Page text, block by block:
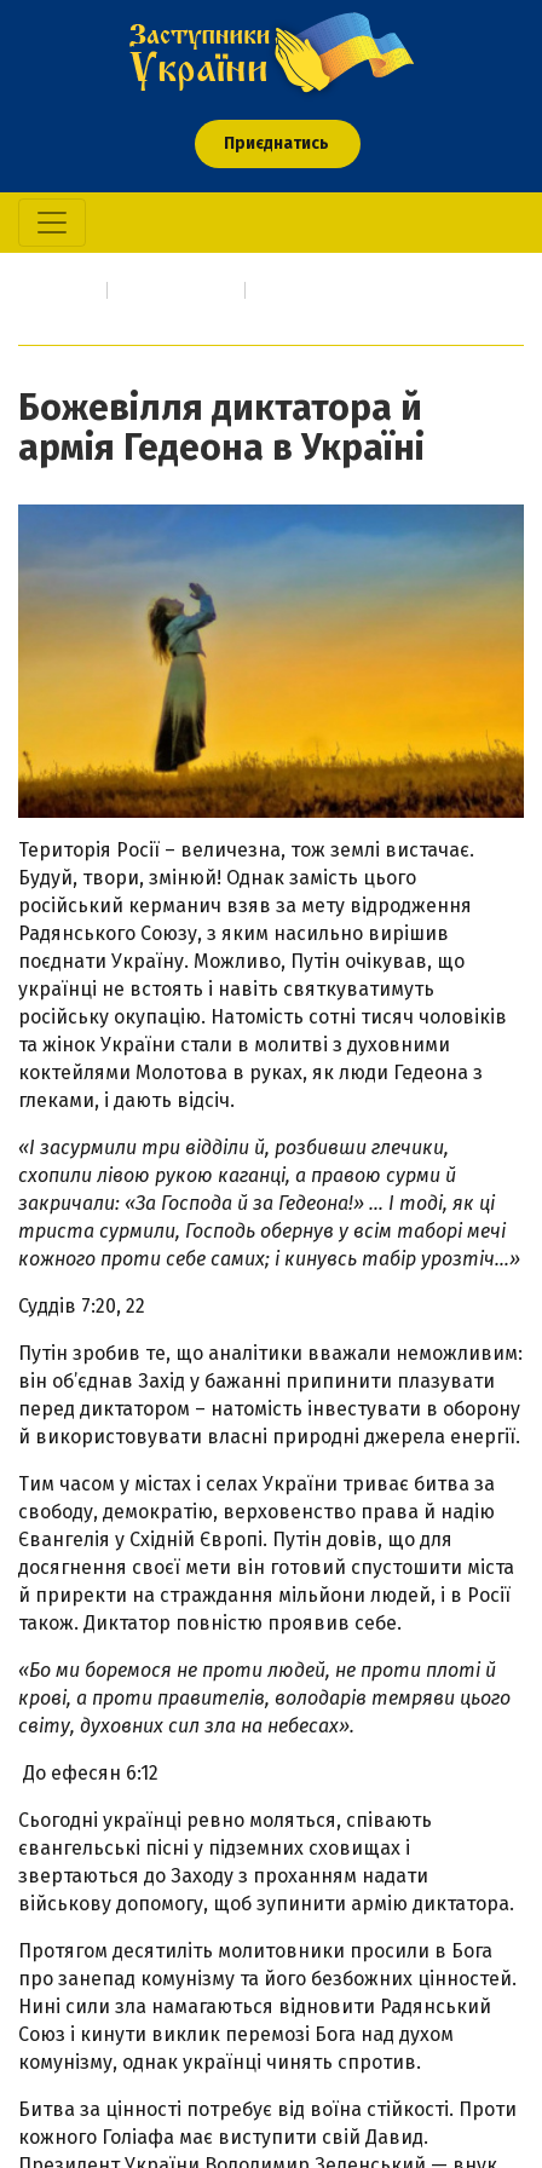
Приєднатись
Божевілля диктатора й
армія Гедеона в Україні
Територія Росії – величезна, тож землі вистачає.
Будуй, твори, змінюй! Однак замість цього
російський керманич взяв за мету відродження
Радянського Союзу, з яким насильно вирішив
поєднати Україну. Можливо, Путін очікував, що
українці не встоять і навіть святкуватимуть
російську окупацію. Натомість сотні тисяч чоловіків
та жінок України стали в молитві з духовними
коктейлями Молотова в руках, як люди Гедеона з
глеками, і дають відсіч.
«І засурмили три відділи й, розбивши глечики,
схопили лівою рукою каганці, а правою сурми й
закричали: «За Господа й за Гедеона!» … І тоді, як ці
триста сурмили, Господь обернув у всім таборі мечі
кожного проти себе самих; і кинувсь табір урозтіч…»
Суддів 7:20, 22
Путін зробив те, що аналітики вважали неможливим:
він об’єднав Захід у бажанні припинити плазувати
перед диктатором – натомість інвестувати в оборону
й використовувати власні природні джерела енергії.
Тим часом у містах і селах України триває битва за
свободу, демократію, верховенство права й надію
Євангелія у Східній Європі. Путін довів, що для
досягнення своєї мети він готовий спустошити міста
й приректи на страждання мільйони людей, і в Росії
також. Диктатор повністю проявив себе.
«Бо ми боремося не проти людей, не проти плоті й
крові, а проти правителів, володарів темряви цього
світу, духовних сил зла на небесах».
До ефесян 6:12
Сьогодні українці ревно моляться, співають
євангельські пісні у підземних сховищах і
звертаються до Заходу з проханням надати
військову допомогу, щоб зупинити армію диктатора.
Протягом десятиліть молитовники просили в Бога
про занепад комунізму та його безбожних цінностей.
Нині сили зла намагаються відновити Радянський
Союз і кинути виклик перемозі Бога над духом
комунізму, однак українці чинять спротив.
Битва за цінності потребує від воїна стійкості. Проти
кожного Голіафа має виступити свій Давид.